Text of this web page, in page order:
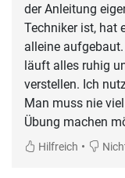
der Anleitung
Techniker ist, hat
alleine
läuft alles ruhig
verstellen. Ich
Man muss nie
Übung machen
Hilfreich •